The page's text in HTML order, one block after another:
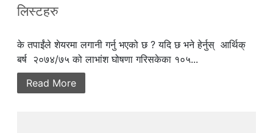
लिस्टहरु
के तपाईंले शेयरमा लगानी गर्नु भएको छ ? यदि छ भने हेर्नुस् आर्थिक्
बर्ष २०७४/७५ को लाभांश घोषणा गरिसकेका १०५...
Read More